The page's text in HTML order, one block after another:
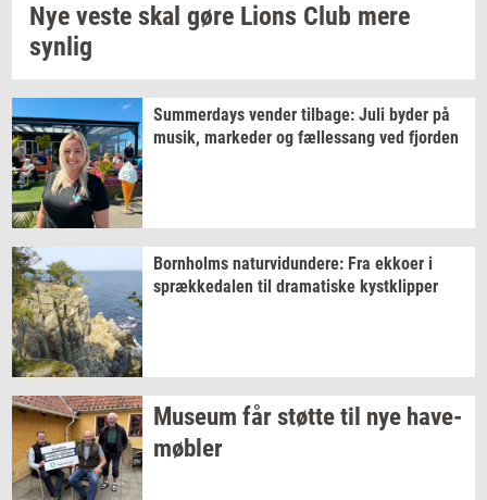
Nye veste skal gøre Lions Club mere
syn­lig
Sum­mer­days ven­der til­ba­ge: Juli byder på
musik, mar­ke­der og fæl­les­sang ved fjor­den
Born­holms na­tur­vi­dun­de­re: Fra ek­ko­er i
spræk­ke­da­len til dra­ma­ti­ske kyst­klip­per
Mu­se­um fårstøt­tetil nye ha­ve­
møb­ler